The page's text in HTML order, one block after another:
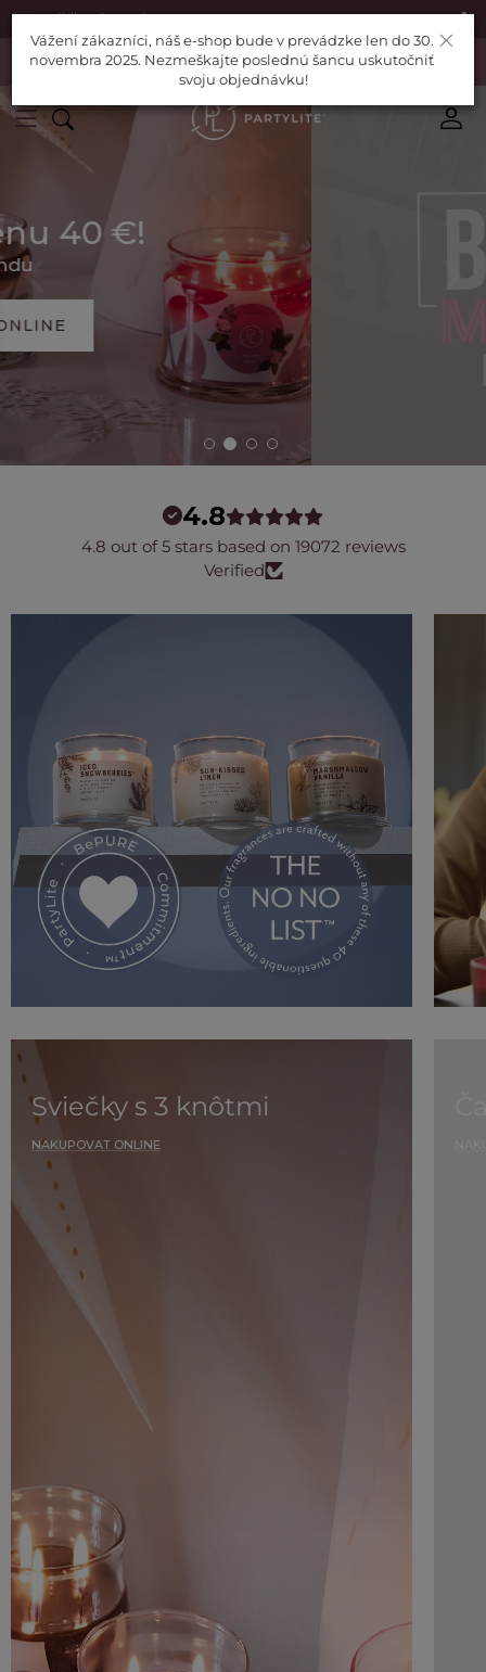
Nájdite si Poradcu|Pomoc
Vážení zákazníci, náš e-shop bude v prevádzke len do 30. novembra
2025. Nezmeškajte poslednú šancu uskutočniť svoju objednávku!
NAKUPOVAŤ ONLINE
4.8
4.8 out of 5 stars based on 19072 reviews
Verified
Sviečky s 3 knôtmi
NAKUPOVAT ONLINE
×
Vážení zákazníci, náš e-shop bude v prevádzke len do 30.
novembra 2025. Nezmeškajte poslednú šancu uskutočniť
svoju objednávku!